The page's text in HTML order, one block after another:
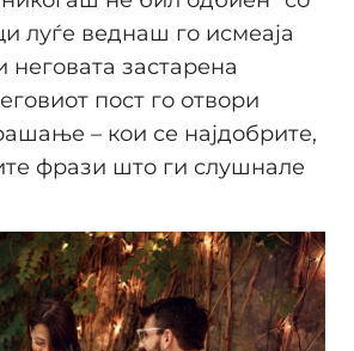
луѓе веднаш го исмеаја
застарена
пост го отвори
– кои се најдобрите,
фрази што ги слушнале